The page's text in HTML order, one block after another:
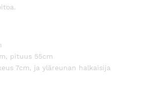
pituus 55cm
7cm, ja yläreunan halkaisija